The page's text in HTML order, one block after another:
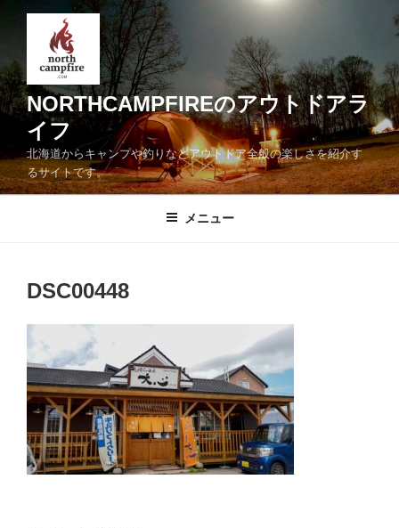
ン
ツ
へ
キ
ッ
NORTHCAMPFIREのアウトドアラ
イフ
北海道からキャンプや釣りなどアウトドア全般の楽しさを紹介す
るサイトです。
メニュー
DSC00448